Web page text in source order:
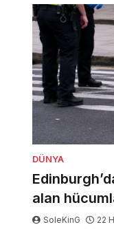
DÜNYA
alan
SoleKinG 22